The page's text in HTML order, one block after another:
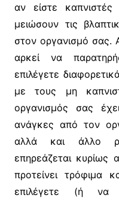
αν είστε
μειώσουν τις
στον οργανισμό σας.
αρκεί να
επιλέγετε
με τους μη
οργανισμός σας
ανάγκες από τον
αλλά και άλλο
επηρεάζεται κυρίως
προτείνει τρόφιμα
επιλέγετε (ή να